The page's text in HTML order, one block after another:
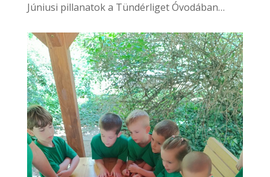
Júniusi pillanatok a Tündérliget Óvodában…